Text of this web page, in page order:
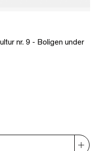
nr. 9 - Boligen under